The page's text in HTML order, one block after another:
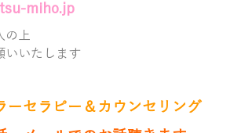
miho.jp
の上
いいたします
ーセラピー＆カウンセリング